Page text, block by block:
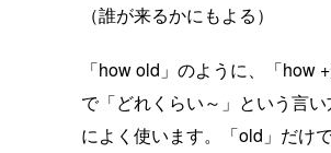
（誰が来るかにもよる）
「how old」のように、「how +
で「どれくらい～」という言い
によく使います。「old」だけ